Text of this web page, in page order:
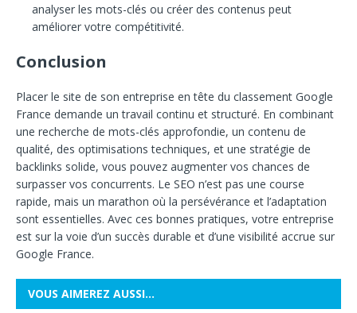
analyser les mots-clés ou créer des contenus peut
améliorer votre compétitivité.
Conclusion
Placer le site de son entreprise en tête du classement Google
France demande un travail continu et structuré. En combinant
une recherche de mots-clés approfondie, un contenu de
qualité, des optimisations techniques, et une stratégie de
backlinks solide, vous pouvez augmenter vos chances de
surpasser vos concurrents. Le SEO n’est pas une course
rapide, mais un marathon où la persévérance et l’adaptation
sont essentielles. Avec ces bonnes pratiques, votre entreprise
est sur la voie d’un succès durable et d’une visibilité accrue sur
Google France.
VOUS AIMEREZ AUSSI…